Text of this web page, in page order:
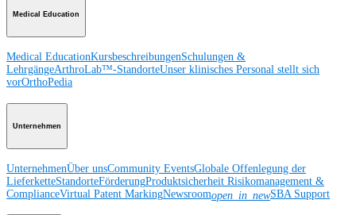
Medical Education
Medical EducationKursbeschreibungenSchulungen &
LehrgängeArthroLab™-StandorteUnser klinisches Personal stellt sich
vorOrthoPedia
Unternehmen
UnternehmenÜber unsCommunity EventsGlobale Offenlegung der
LieferketteStandorteFörderungProduktsicherheit Risikomanagement &
ComplianceVirtual Patent MarkingNewsroomopen_in_newSBA Support